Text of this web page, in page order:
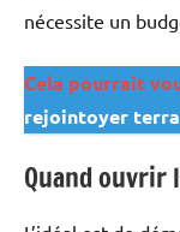
nécessite un
Cela pourrait
rejointoyer
Quand ouvrir